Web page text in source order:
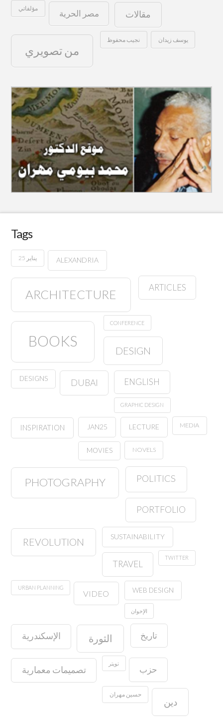
مؤلفاتي مصر الحرية مقالات
من تصويري
نجيب محفوظ يوسف زيدان
Tags
25 يناير ALEXANDRIA
ARCHITECTURE
ARTICLES
BOOKS
CONFERENCE
DESIGN
DESIGNS DUBAI ENGLISH
GRAPHIC DESIGN
INSPIRATION JAN25 LECTURE MEDIA
MOVIES NOVELS
PHOTOGRAPHY POLITICS
PORTFOLIO
REVOLUTION SUSTAINABILITY
TRAVEL
TWITTER
URBAN PLANNING
VIDEO WEB DESIGN
الإخوان
الإسكندرية الثورة تاريخ
تصميمات معمارية
تويتر
حزب
حسين مهران
دين